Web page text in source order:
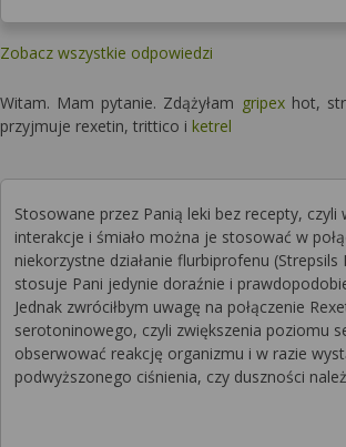
Zobacz wszystkie odpowiedzi
Witam. Mam pytanie. Zdążyłam gripexhot,
przyjmuje rexetin, trittico i ketrel
Stosowane przez Panią leki bez recepty,
interakcje i śmiało można je stosować w
niekorzystne działanie flurbiprofenu
stosuje Pani jedynie doraźnie i
Jednak zwróciłbym uwagę na połączenie
serotoninowego, czyli zwiększenia poziomu
obserwować reakcję organizmu i w razie
podwyższonego ciśnienia, czy duszności